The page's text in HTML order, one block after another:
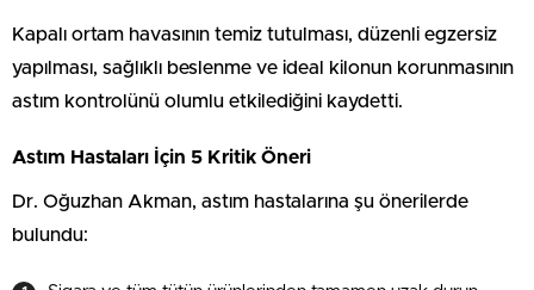
Kapalı ortam havasının temiz tutulması, düzenli egzersiz
yapılması, sağlıklı beslenme ve ideal kilonun korunmasının
astım kontrolünü olumlu etkilediğini kaydetti.
Astım Hastaları İçin 5 Kritik Öneri
Dr. Oğuzhan Akman, astım hastalarına şu önerilerde
bulundu: